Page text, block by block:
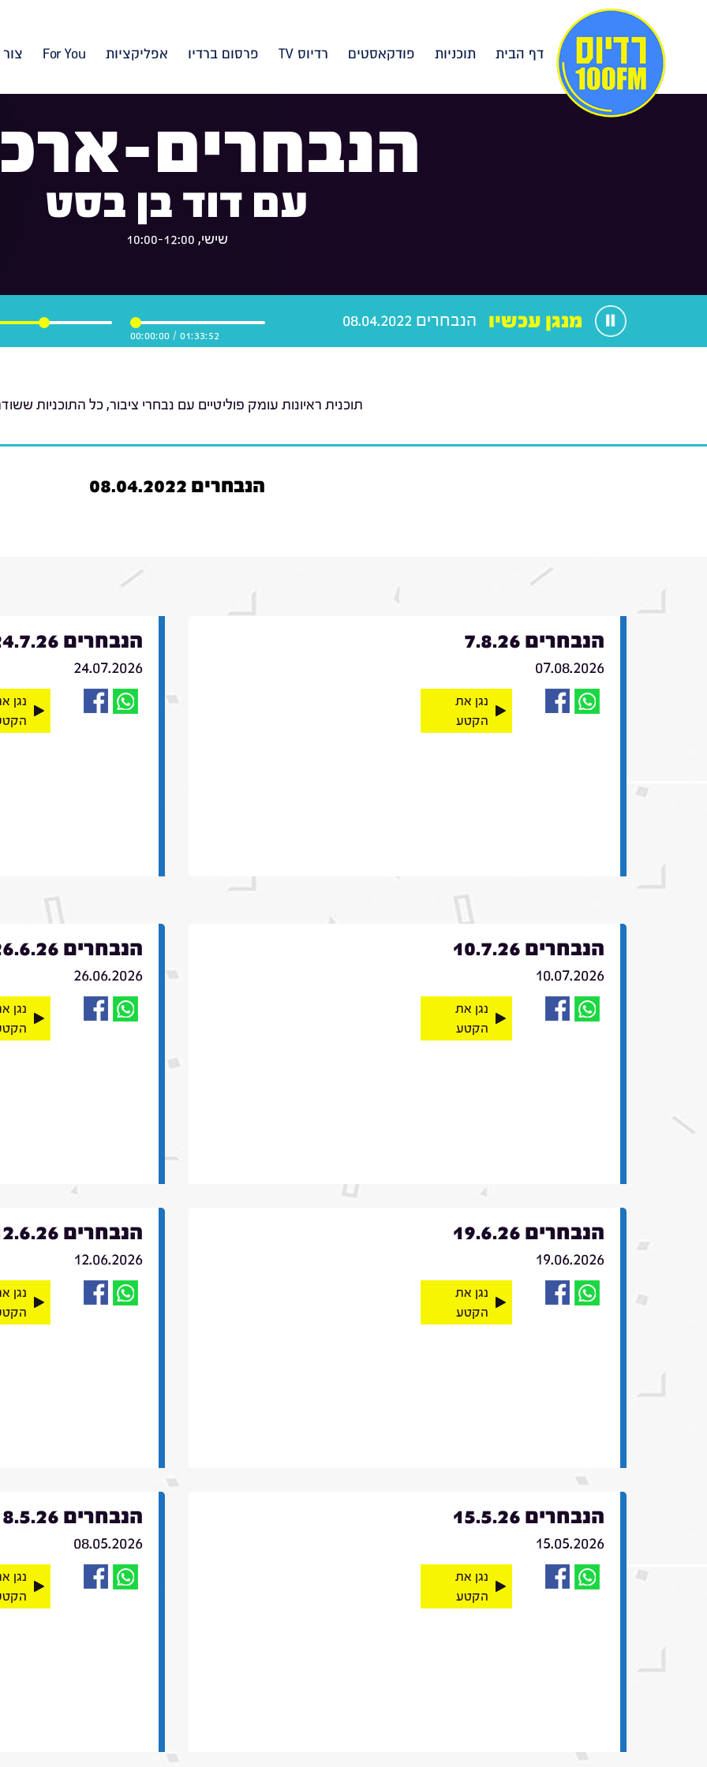
דף הבית תוכניות פודקאסטים רדיוס TV פרסום ברדיו אפליקציות For You
הנבחרים-
עם דוד בן בסט
שישי, 10:00-12:00
01:33:52
/
00:00:00
מנגן עכשיו הנבחרים 08.04.2022
תוכנית ראיונות עומק פוליטיים עם נבחרי ציבור, כל התוכניות
הנבחרים 08.04.2022
הנבחרים 7.8.26
07.08.2026
נגן את
הקטע
הנבחרים 24.7.26
24.07.2026
נגן
הנבחרים 10.7.26
10.07.2026
נגן את
הקטע
הנבחרים 26.6.26
26.06.2026
נגן
הנבחרים 19.6.26
19.06.2026
נגן את
הקטע
הנבחרים 12.6.26
12.06.2026
נגן
הנבחרים 15.5.26
15.05.2026
נגן את
הקטע
הנבחרים 8.5.26
08.05.2026
נגן